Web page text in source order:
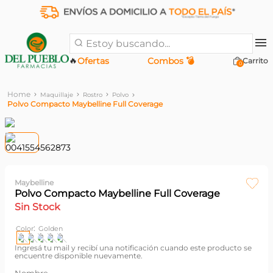
Estoy buscando...
Ofertas
🔥 Combos 💣 0
Maquillaje Rostro Polvo
Polvo Compacto Maybelline Full Coverage
Maybelline
Polvo Compacto Maybelline Full Coverage
Sin Stock
Color: Golden